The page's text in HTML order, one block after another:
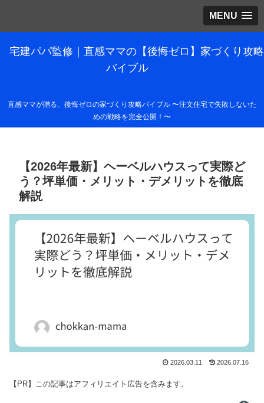
MENU
宅建パパ監修｜直感ママの【後悔ゼロ】家づくり攻略
バイブル
直感ママが贈る、後悔ゼロの家づくり攻略バイブル 〜注文住宅で失敗しないた
めの戦略を完全公開！〜
【2026年最新】ヘーベルハウスって実際ど
う？坪単価・メリット・デメリットを徹底
解説
2026.03.11 2026.07.16
【PR】この記事はアフィリエイト広告を含みます。